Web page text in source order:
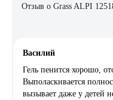
Отзыв о Grass ALPI
Василий
Гель пенится хорошо,
Выполаскивается
вызывает даже у детей